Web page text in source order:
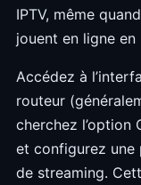
IPTV, même
jouent en ligne en
Accédez à
routeur
cherchez l’option
et configurez une
de streaming.